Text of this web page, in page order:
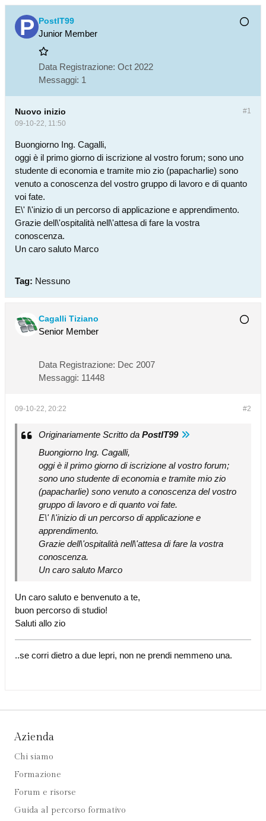
PostIT99
Junior Member
Data Registrazione: Oct 2022
Messaggi: 1
#1
Nuovo inizio
09-10-22, 11:50
Buongiorno Ing. Cagalli,
oggi è il primo giorno di iscrizione al vostro forum; sono uno
studente di economia e tramite mio zio (papacharlie) sono
venuto a conoscenza del vostro gruppo di lavoro e di quanto
voi fate.
E\' l\'inizio di un percorso di applicazione e apprendimento.
Grazie dell\'ospitalità nell\'attesa di fare la vostra
conoscenza.
Un caro saluto Marco
Tag: Nessuno
Cagalli Tiziano
Senior Member
Data Registrazione: Dec 2007
Messaggi: 11448
#2
09-10-22, 20:22
Originariamente Scritto da PostIT99
Buongiorno Ing. Cagalli,
oggi è il primo giorno di iscrizione al vostro forum;
sono uno studente di economia e tramite mio zio
(papacharlie) sono venuto a conoscenza del vostro
gruppo di lavoro e di quanto voi fate.
E\' l\'inizio di un percorso di applicazione e
apprendimento.
Grazie dell\'ospitalità nell\'attesa di fare la vostra
conoscenza.
Un caro saluto Marco
Un caro saluto e benvenuto a te,
buon percorso di studio!
Saluti allo zio
..se corri dietro a due lepri, non ne prendi nemmeno una.
Azienda
Chi siamo
Formazione
Forum e risorse
Guida al percorso formativo